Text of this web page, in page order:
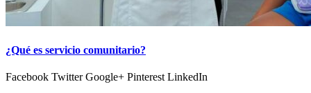
¿Qué es servicio comunitario?
Facebook Twitter Google+ Pinterest LinkedIn